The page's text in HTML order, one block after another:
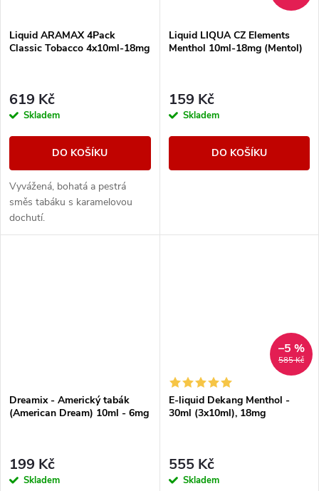
Liquid ARAMAX 4Pack
Classic Tobacco 4x10ml-18mg
619 Kč
Skladem
DO KOŠÍKU
Vyvážená, bohatá a pestrá
směs tabáku s karamelovou
dochutí.
Liquid LIQUA CZ Elements
Menthol 10ml-18mg (Mentol)
159 Kč
Skladem
DO KOŠÍKU
Dreamix - Americký tabák
(American Dream) 10ml - 6mg
199 Kč
Skladem
585 Kč
–5 %
E-liquid Dekang Menthol -
30ml (3x10ml), 18mg
555 Kč
Skladem